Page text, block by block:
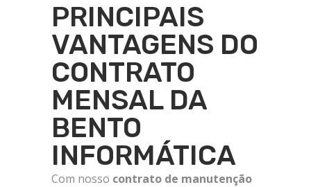
PRINCIPAIS
VANTAGENS DO
CONTRATO
MENSAL DA
BENTO
INFORMÁTICA
Com nosso contrato de manutenção